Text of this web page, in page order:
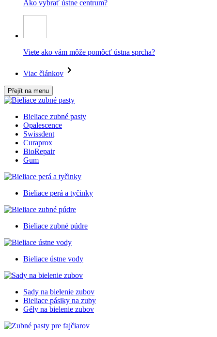
Ako vybrať ústne centrum?
Viete ako vám môže pomôcť ústna sprcha?
Viac článkov
Přejít na menu
Bieliace zubné pasty
Opalescence
Swissdent
Curaprox
BioRepair
Gum
Bieliace perá a tyčinky
Bieliace zubné púdre
Bieliace ústne vody
Sady na bielenie zubov
Bieliace pásiky na zuby
Gély na bielenie zubov